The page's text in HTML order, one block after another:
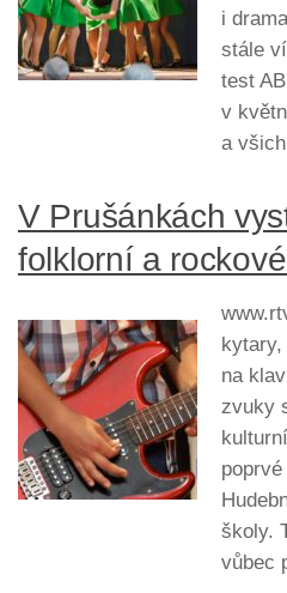
i
stále
test
v
a
V Prušánkách
folklorní a
na
zvuky
školy.
vůbec